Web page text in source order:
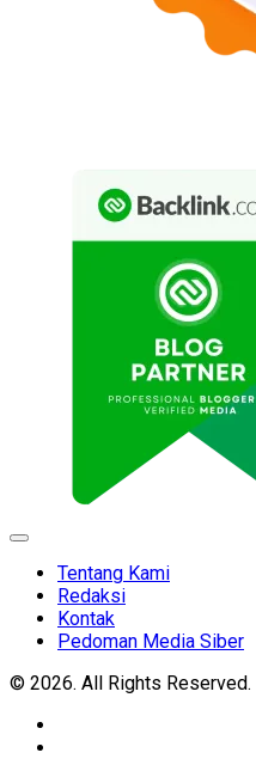
Expand
Tentang Kami
Redaksi
Kontak
Pedoman Media Siber
© 2026. All Rights Reserved.